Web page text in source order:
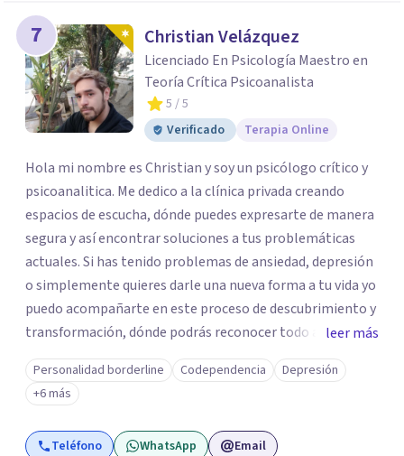
7 Christian Velázquez
Licenciado En Psicología Maestro en
Teoría Crítica Psicoanalista
5 / 5
Verificado
Terapia Online
Hola mi nombre es Christian y soy un psicólogo crítico y
psicoanalitica. Me dedico a la clínica privada creando
espacios de escucha, dónde puedes expresarte de manera
segura y así encontrar soluciones a tus problemáticas
actuales. Si has tenido problemas de ansiedad, depresión
o simplemente quieres darle una nueva forma a tu vida yo
puedo acompañarte en este proceso de descubrimiento y
transformación, dónde podrás reconocer todo aquello
que te ha aqueja. Así que si buscas un espacio de compañía
seguro respetuoso y fraternal yo puedo acompañarte.
leer más
Personalidad borderline Codependencia
Depresión
+6 más
Teléfono WhatsApp Email